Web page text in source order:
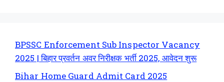
BPSSC Enforcement Sub Inspector Vacancy
2025 | बिहार प्रवर्तन अवर निरीक्षक भर्ती 2025, आवेदन शुरू
Bihar Home Guard Admit Card 2025